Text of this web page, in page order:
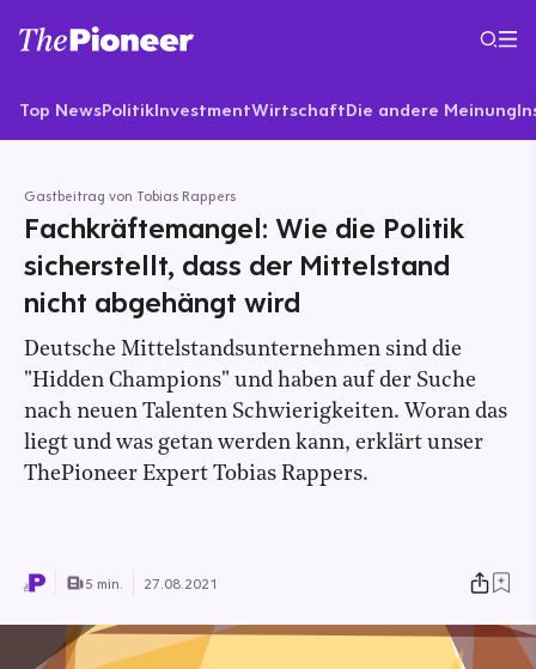
Top NewsPolitikInvestmentWirtschaftDie andere Meinung
Gastbeitrag von Tobias Rappers
Fachkräftemangel: Wie die Politik
sicherstellt, dass der Mittelstand
nicht abgehängt wird
Deutsche Mittelstandsunternehmen sind die
"Hidden Champions" und haben auf der Suche
nach neuen Talenten Schwierigkeiten. Woran das
liegt und was getan werden kann, erklärt unser
ThePioneer Expert Tobias Rappers.
5 min. 27.08.2021